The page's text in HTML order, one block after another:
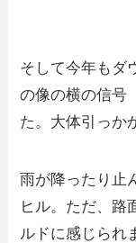
そして今年もダ
の像の横の信号
た。大体引っか
雨が降ったり止
ヒル。ただ、路
ルドに感じられ